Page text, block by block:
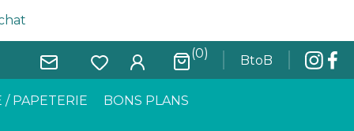
(0) BtoB
/ PAPETERIE BONS PLANS